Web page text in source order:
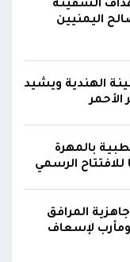
التعامل مع الموقف
في اتصالين
والثالثة طوارئ في
الحوثي الغادر
هجوم مليشيا
استمرار
الأمن
بمواصلة النضال
السفينة
اليمنيين
الهندية ويشيد
الأحمر
بالمهرة
الرسمي
المرافق
لإسعاف